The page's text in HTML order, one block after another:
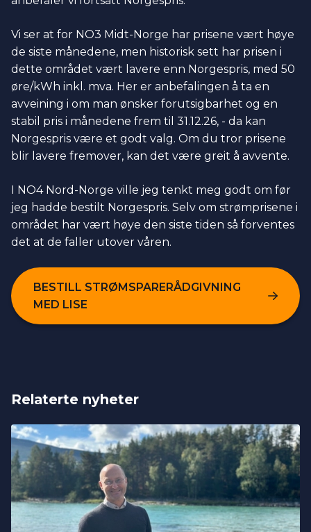
Vi ser at for NO3 Midt-Norge har prisene vært høye
de siste månedene, men historisk sett har prisen i
dette området vært lavere enn Norgespris, med 50
øre/kWh inkl. mva. Her er anbefalingen å ta en
avveining i om man ønsker forutsigbarhet og en
stabil pris i månedene frem til 31.12.26, - da kan
Norgespris være et godt valg. Om du tror prisene
blir lavere fremover, kan det være greit å avvente.
I NO4 Nord-Norge ville jeg tenkt meg godt om før
jeg hadde bestilt Norgespris. Selv om strømprisene i
området har vært høye den siste tiden så forventes
det at de faller utover våren.
BESTILL STRØMSPARERÅDGIVNING
MED LISE
Relaterte nyheter